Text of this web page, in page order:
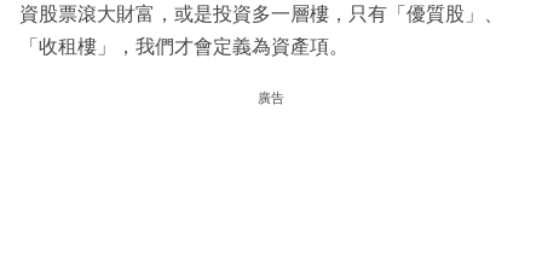
資股票滾大財富，或是投資多一層樓，只有「優質股」、
「收租樓」，我們才會定義為資產項。
廣告